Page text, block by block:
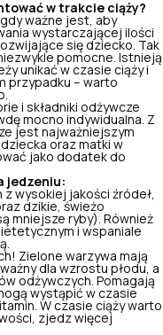
w trakcie ciąży?
ważne jest, aby
wystarczającej ilości
się dziecko. Tak
pomocne. Istnieją
unikać w czasie ciąży i
przypadku – warto
i składniki odżywcze
mocno indywidualna. Z
jest najważniejszym
oraz matki w
jako dodatek do
jedzeniu:
wysokiej jakości źródeł,
dzikie, świeżo
mniejsze ryby). Również
i wspaniale
Zielone warzywa mają
dla wzrostu płodu, a
odżywczych. Pomagają
wystąpić w czasie
W czasie ciąży warto
zjedz więcej